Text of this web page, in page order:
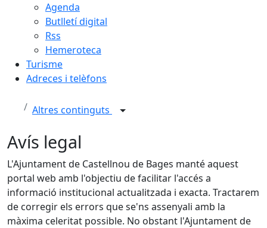
Agenda
Butlletí digital
Rss
Hemeroteca
Turisme
Adreces i telèfons
Altres continguts
Avís legal
L'Ajuntament de Castellnou de Bages manté aquest
portal web amb l'objectiu de facilitar l'accés a
informació institucional actualitzada i exacta. Tractarem
de corregir els errors que se'ns assenyali amb la
màxima celeritat possible. No obstant l'Ajuntament de